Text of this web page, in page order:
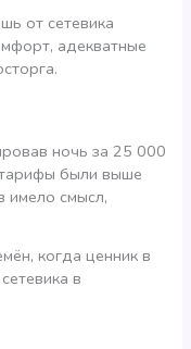
от сетевика
адекватные
ночь за 25 000
были выше
имело смысл,
когда ценник в
в